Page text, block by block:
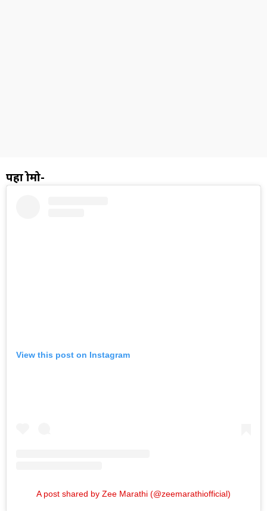
पहा प्रोमो-
View this post on Instagram
A post shared by Zee Marathi (@zeemarathiofficial)